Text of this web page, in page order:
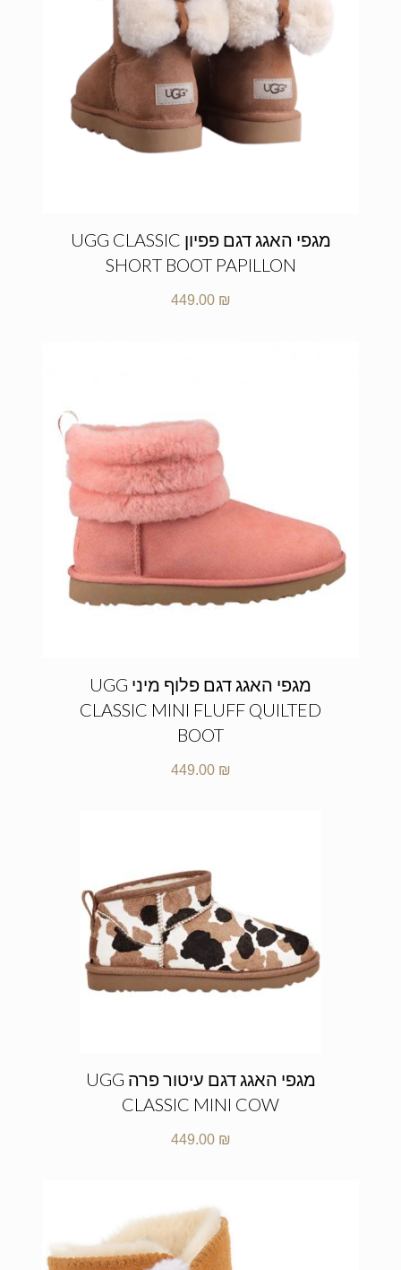
מגפי האגג דגם פפיון UGG CLASSIC
SHORT BOOT PAPILLON
449.00 ₪
מגפי האגג דגם פלוף מיני UGG
CLASSIC MINI FLUFF QUILTED
BOOT
449.00 ₪
מגפי האגג דגם עיטור פרה UGG
CLASSIC MINI COW
449.00 ₪